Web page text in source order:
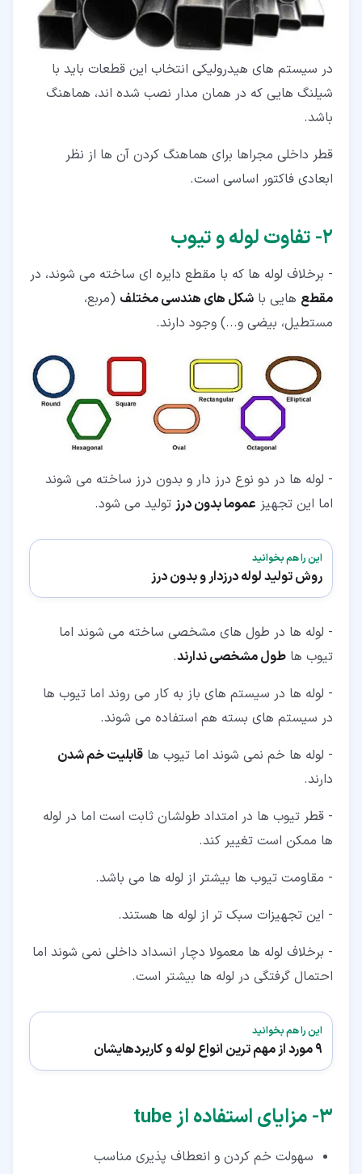
در سیستم های هیدرولیکی انتخاب این قطعات باید با
شیلنگ هایی که در همان مدار نصب شده اند، هماهنگ
باشد.
قطر داخلی مجراها برای هماهنگ کردن آن ها از نظر
ابعادی فاکتور اساسی است.
۲‏- تفاوت لوله و تیوب
- برخلاف لوله ها که با مقطع دایره ای ساخته می شوند، در
مقطع هایی با شکل های هندسی مختلف (مربع،
مستطیل، بیضی و...) وجود دارند.
- لوله ها در دو نوع درز دار و بدون درز ساخته می شوند
اما این تجهیز عموما بدون درز تولید می شود.
این را هم بخوانید
روش تولید لوله درزدار و بدون درز
- لوله ها در طول های مشخصی ساخته می شوند اما
تیوب ها طول مشخصی ندارند.
- لوله ها در سیستم های باز به کار می روند اما تیوب ها
در سیستم های بسته هم استفاده می شوند.
- لوله ها خم نمی شوند اما تیوب ها قابلیت خم شدن
دارند.
- قطر تیوب ها در امتداد طولشان ثابت است اما در لوله
ها ممکن است تغییر کند.
- مقاومت تیوب ها بیشتر از لوله ها می باشد.
- این تجهیزات سبک تر از لوله ها هستند.
- برخلاف لوله ها معمولا دچار انسداد داخلی نمی شوند اما
احتمال گرفتگی در لوله ها بیشتر است.
این را هم بخوانید
9 مورد از مهم ترین انواع لوله و کاربردهایشان
۳‏- مزایای استفاده از tube
سهولت خم کردن و انعطاف پذیری مناسب